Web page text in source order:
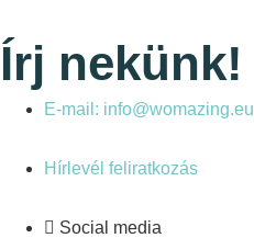
Írj nekünk!
E-mail: info@womazing.eu
Hírlevél feliratkozás
Social media